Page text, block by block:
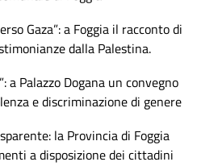
Gaza”: a Foggia il racconto di
dalla Palestina.
a Palazzo Dogana un convegno
e discriminazione di genere
la Provincia di Foggia
a disposizione dei cittadini